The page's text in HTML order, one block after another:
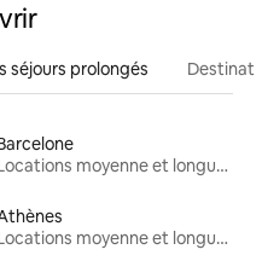
séjours prolongés
Locations moyenne et longue durée
Locations moyenne et longue durée